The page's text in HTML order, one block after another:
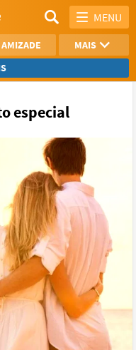
MENU
AMIZADE
MAIS
AGRADECIMENTO
VER TODAS
especial